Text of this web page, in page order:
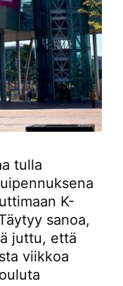
tulla
K-
sanoa,
juttu, että
viikkoa